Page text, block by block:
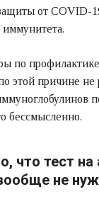
защиты от
иммунитета.
по
этой причине
бессмысленно.
что тест на
не